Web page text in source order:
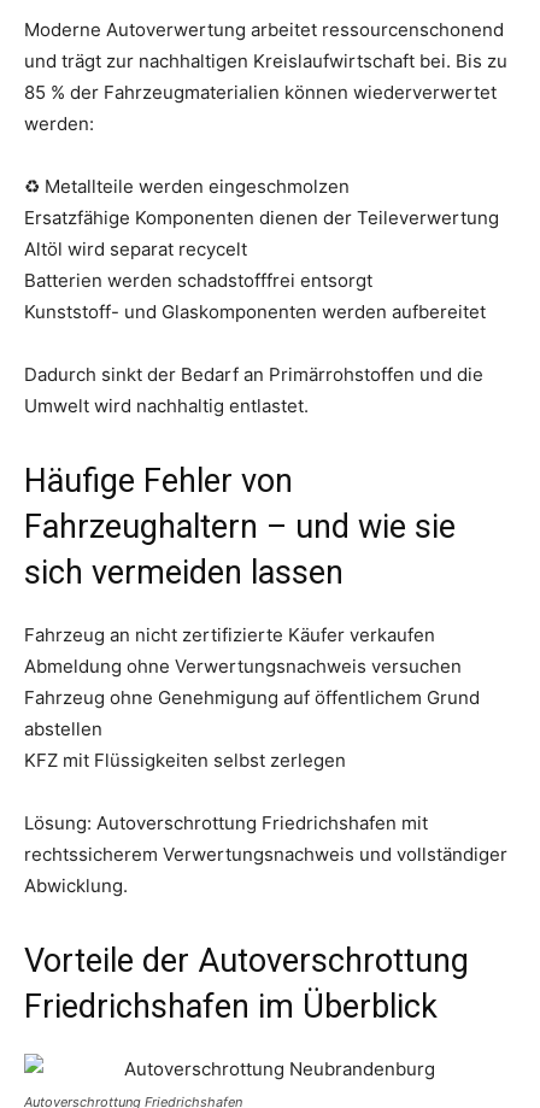
Moderne Autoverwertung arbeitet ressourcenschonend
und trägt zur nachhaltigen Kreislaufwirtschaft bei. Bis zu
85 % der Fahrzeugmaterialien können wiederverwertet
werden:
♻ Metallteile werden eingeschmolzen
Ersatzfähige Komponenten dienen der Teileverwertung
Altöl wird separat recycelt
Batterien werden schadstofffrei entsorgt
Kunststoff- und Glaskomponenten werden aufbereitet
Dadurch sinkt der Bedarf an Primärrohstoffen und die
Umwelt wird nachhaltig entlastet.
Häufige Fehler von
Fahrzeughaltern – und wie sie
sich vermeiden lassen
Fahrzeug an nicht zertifizierte Käufer verkaufen
Abmeldung ohne Verwertungsnachweis versuchen
Fahrzeug ohne Genehmigung auf öffentlichem Grund
abstellen
KFZ mit Flüssigkeiten selbst zerlegen
Lösung: Autoverschrottung Friedrichshafen mit
rechtssicherem Verwertungsnachweis und vollständiger
Abwicklung.
Vorteile der Autoverschrottung
Friedrichshafen im Überblick
Autoverschrottung Friedrichshafen